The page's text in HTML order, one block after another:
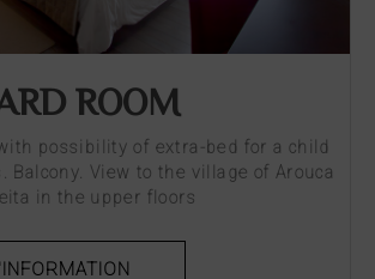
ROOM
possibility of extra-bed for a child
Balcony. View to the village of Arouca
in the upper floors